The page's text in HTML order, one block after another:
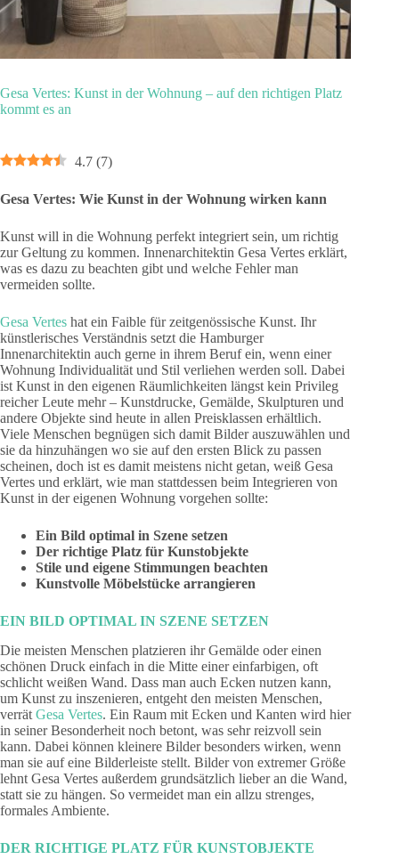
Gesa Vertes: Kunst in der Wohnung – auf den richtigen Platz
kommt es an
4.7 (7)
Gesa Vertes: Wie Kunst in der Wohnung wirken kann
Kunst will in die Wohnung perfekt integriert sein, um richtig
zur Geltung zu kommen. Innenarchitektin Gesa Vertes erklärt,
was es dazu zu beachten gibt und welche Fehler man
vermeiden sollte.
Gesa Vertes hat ein Faible für zeitgenössische Kunst. Ihr
künstlerisches Verständnis setzt die Hamburger
Innenarchitektin auch gerne in ihrem Beruf ein, wenn einer
Wohnung Individualität und Stil verliehen werden soll. Dabei
ist Kunst in den eigenen Räumlichkeiten längst kein Privileg
reicher Leute mehr – Kunstdrucke, Gemälde, Skulpturen und
andere Objekte sind heute in allen Preisklassen erhältlich.
Viele Menschen begnügen sich damit Bilder auszuwählen und
sie da hinzuhängen wo sie auf den ersten Blick zu passen
scheinen, doch ist es damit meistens nicht getan, weiß Gesa
Vertes und erklärt, wie man stattdessen beim Integrieren von
Kunst in der eigenen Wohnung vorgehen sollte:
Ein Bild optimal in Szene setzen
Der richtige Platz für Kunstobjekte
Stile und eigene Stimmungen beachten
Kunstvolle Möbelstücke arrangieren
EIN BILD OPTIMAL IN SZENE SETZEN
Die meisten Menschen platzieren ihr Gemälde oder einen
schönen Druck einfach in die Mitte einer einfarbigen, oft
schlicht weißen Wand. Dass man auch Ecken nutzen kann,
um Kunst zu inszenieren, entgeht den meisten Menschen,
verrät Gesa Vertes. Ein Raum mit Ecken und Kanten wird hier
in seiner Besonderheit noch betont, was sehr reizvoll sein
kann. Dabei können kleinere Bilder besonders wirken, wenn
man sie auf eine Bilderleiste stellt. Bilder von extremer Größe
lehnt Gesa Vertes außerdem grundsätzlich lieber an die Wand,
statt sie zu hängen. So vermeidet man ein allzu strenges,
formales Ambiente.
DER RICHTIGE PLATZ FÜR KUNSTOBJEKTE